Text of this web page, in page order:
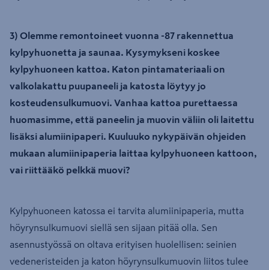
3) Olemme remontoineet vuonna -87 rakennettua
kylpyhuonetta ja saunaa. Kysymykseni koskee
kylpyhuoneen kattoa. Katon pintamateriaali on
valkolakattu puupaneeli ja katosta löytyy jo
kosteudensulkumuovi. Vanhaa kattoa purettaessa
huomasimme, että paneelin ja muovin väliin oli laitettu
lisäksi alumiinipaperi. Kuuluuko nykypäivän ohjeiden
mukaan alumiinipaperia laittaa kylpyhuoneen kattoon,
vai riittääkö pelkkä muovi?
Kylpyhuoneen katossa ei tarvita alumiinipaperia, mutta
höyrynsulkumuovi siellä sen sijaan pitää olla. Sen
asennustyössä on oltava erityisen huolellisen: seinien
vedeneristeiden ja katon höyrynsulkumuovin liitos tulee